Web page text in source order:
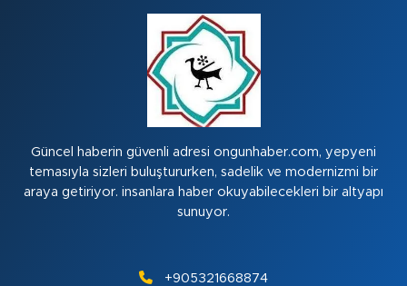
Güncel haberin güvenli adresi ongunhaber.com, yepyeni
temasıyla sizleri buluştururken, sadelik ve modernizmi bir
araya getiriyor. insanlara haber okuyabilecekleri bir altyapı
sunuyor.
+905321668874